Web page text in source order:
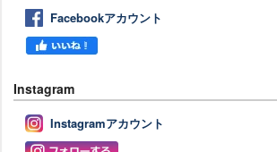
Facebookアカウント
Instagram
Instagramアカウント